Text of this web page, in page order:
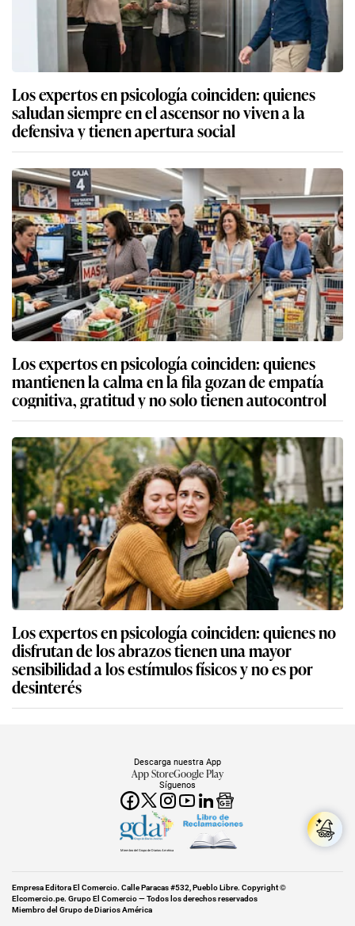
Los expertos en psicología coinciden: quienes
saludan siempre en el ascensor no viven a la
defensiva y tienen apertura social
Los expertos en psicología coinciden: quienes
mantienen la calma en la fila gozan de empatía
cognitiva, gratitud y no solo tienen autocontrol
Los expertos en psicología coinciden: quienes no
disfrutan de los abrazos tienen una mayor
sensibilidad a los estímulos físicos y no es por
desinterés
Síguenos
Descarga nuestra App
App StoreGoogle Play
Miembro del Grupo de Diarios América
Empresa Editora El Comercio. Calle Paracas #532, Pueblo Libre. Copyright ©
Elcomercio.pe. Grupo El Comercio — Todos los derechos reservados
Miembro del Grupo de Diarios América